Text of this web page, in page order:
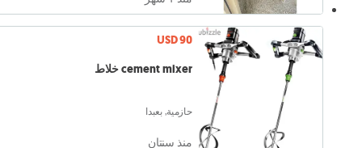
USD 90
cement mixer خلاط
حازمية, بعبدا
منذ سنتان